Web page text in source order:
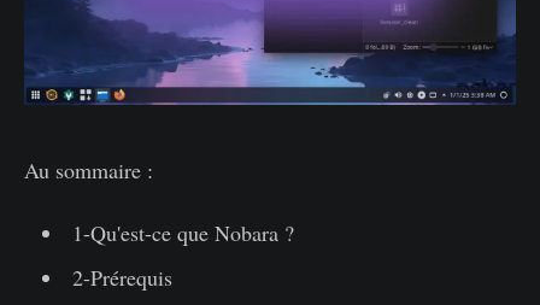
Au sommaire :
1-Qu'est-ce que Nobara ?
2-Prérequis